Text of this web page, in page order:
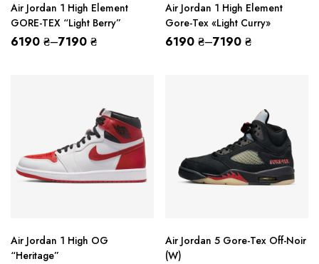
Air Jordan 1 High Element
GORE-TEX “Light Berry”
6190 ₴–7190 ₴
Air Jordan 1 High Element
Gore-Tex «Light Curry»
6190 ₴–7190 ₴
Air Jordan 1 High OG
“Heritage”
Air Jordan 5 Gore-Tex Off-Noir
(W)